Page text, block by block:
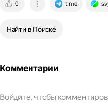
0 t.me
Найти в Поиске
Комментарии
Войдите, чтобы